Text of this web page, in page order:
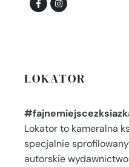
LOKATOR
Lokator to kameralna
specjalnie
autorskie